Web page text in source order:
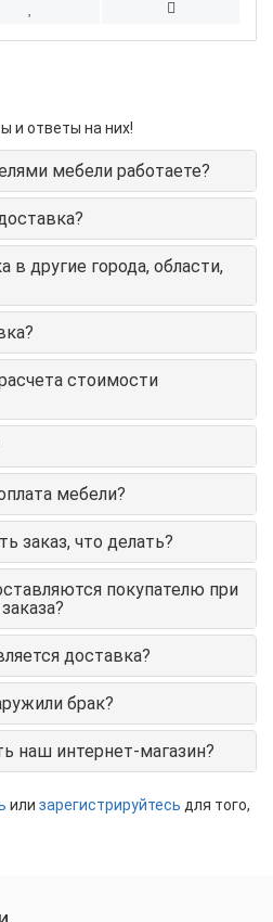
и ответы на них!
мебели работаете?
в другие города, области,
стоимости
мебели?
заказ, что делать?
покупателю при
доставка?
брак?
наш интернет-магазин?
или зарегистрируйтесь для того,